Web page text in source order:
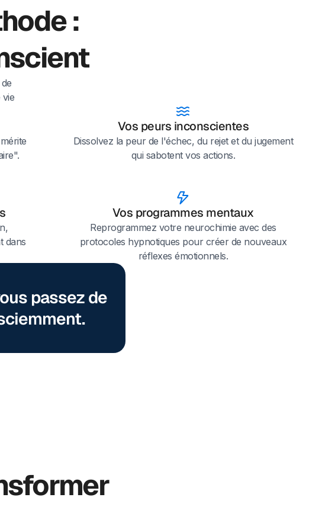
:
Vos peurs inconscientes
Dissolvez la peur de l'échec, du rejet et du jugement
qui sabotent vos actions.
dans
Vos programmes mentaux
Reprogrammez votre neurochimie avec des
protocoles hypnotiques pour créer de nouveaux
réflexes émotionnels.
passez de